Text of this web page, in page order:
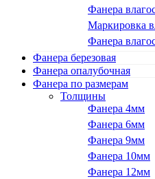
Фанера
Маркировка
Фанера
Фанера березовая
Фанера опалубочная
Фанера по размерам
Толщины
Фанера 4мм
Фанера 6мм
Фанера 9мм
Фанера 10мм
Фанера 12мм